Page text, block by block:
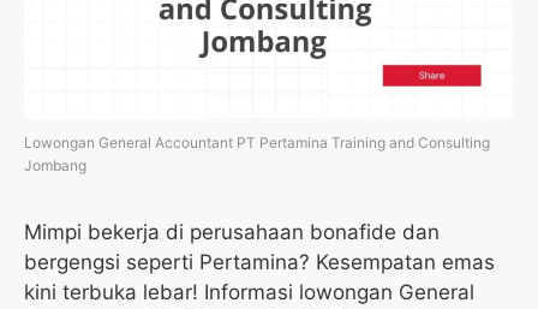
Lowongan General Accountant PT Pertamina Training and Consulting
Jombang
Mimpi bekerja di perusahaan bonafide dan
bergengsi seperti Pertamina? Kesempatan emas
kini terbuka lebar! Informasi lowongan General